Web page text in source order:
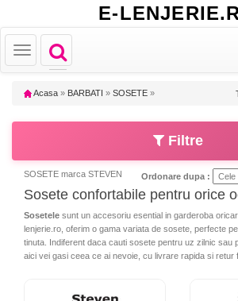
E-
Toggle
navigation
Toggle
navigation
Acasa » BARBATI » SOSETE »
Filtre
SOSETE marca STEVEN Ordonare dupa :
Sosete confortabile pentru orice
Sosetele sunt un accesoriu esential in garderoba
lenjerie.ro, oferim o gama variata de sosete, perfecte
tinuta. Indiferent daca cauti sosete pentru uz zilnic sau
aici vei gasi ceea ce ai nevoie, cu livrare rapida si retur